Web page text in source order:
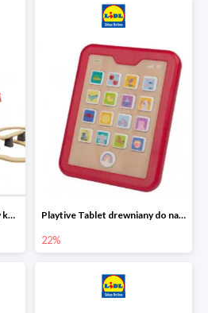
Drewniany zestaw do zabawy kolejką - farma i wiadukt Playtive Tablet drewniany do nauki, interaktywny
22%